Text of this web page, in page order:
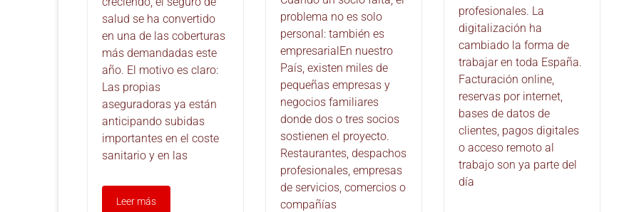
salud se ha convertido
en una de las coberturas
más demandadas este
año. El motivo es claro:
Las propias
aseguradoras ya están
anticipando subidas
importantes en el coste
sanitario y en las
Leer más
problema no es solo
personal: también es
empresarialEn nuestro
País, existen miles de
pequeñas empresas y
negocios familiares
donde dos o tres socios
sostienen el proyecto.
Restaurantes, despachos
profesionales, empresas
de servicios, comercios o
compañías
profesionales. La
digitalización ha
cambiado la forma de
trabajar en toda España.
Facturación online,
reservas por internet,
bases de datos de
clientes, pagos digitales
o acceso remoto al
trabajo son ya parte del
día